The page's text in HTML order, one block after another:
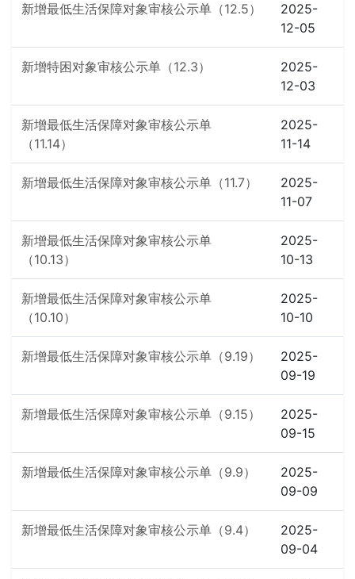
新增最低生活保障对象审核公示单（12.5）
2025-
12-05
新增特困对象审核公示单（12.3）
2025-
12-03
新增最低生活保障对象审核公示单
（11.14）
2025-
11-14
新增最低生活保障对象审核公示单（11.7）
2025-
11-07
新增最低生活保障对象审核公示单
（10.13）
2025-
10-13
新增最低生活保障对象审核公示单
（10.10）
2025-
10-10
新增最低生活保障对象审核公示单（9.19）
2025-
09-19
新增最低生活保障对象审核公示单（9.15）
2025-
09-15
新增最低生活保障对象审核公示单（9.9）
2025-
09-09
新增最低生活保障对象审核公示单（9.4）
2025-
09-04